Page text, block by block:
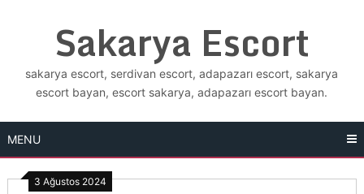
Sakarya Escort
sakarya escort, serdivan escort, adapazarı escort, sakarya
escort bayan, escort sakarya, adapazarı escort bayan.
MENU
3 Ağustos 2024